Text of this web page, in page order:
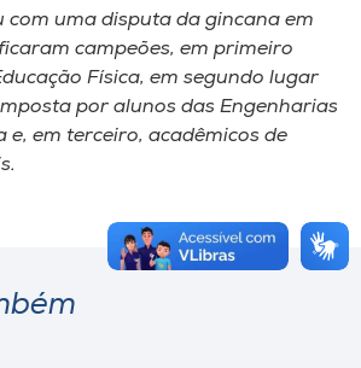
uma disputa da gincana em
campeões, em primeiro
Física, em segundo lugar
por alunos das Engenharias
e, em terceiro, acadêmicos de